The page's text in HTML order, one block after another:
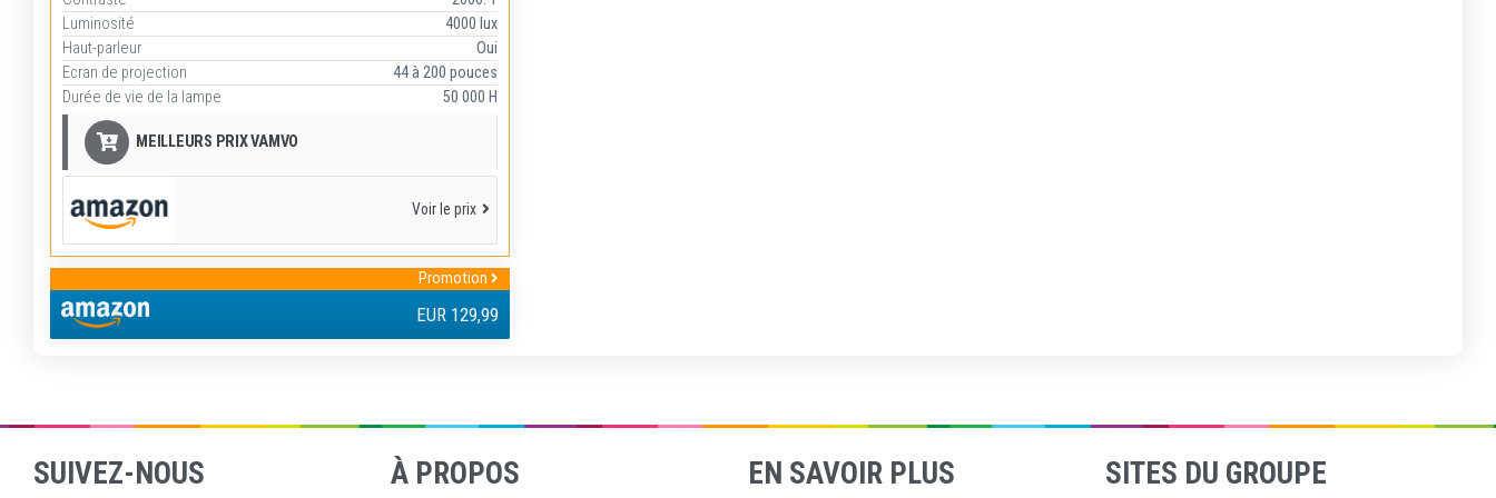
Luminosité
4000 lux
Haut-parleur
Oui
Ecran de projection
44 à 200 pouces
Durée de vie de la lampe
50 000 H
MEILLEURS PRIX VAMVO
Voir le prix
Promotion
EUR 129,99
SUIVEZ-NOUS À PROPOS EN SAVOIR PLUS SITES DU GROUPE